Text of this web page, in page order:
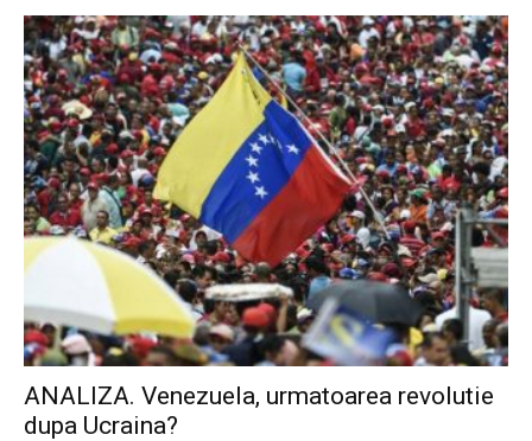
ANALIZA. Venezuela, urmatoarea revolutie
dupa Ucraina?